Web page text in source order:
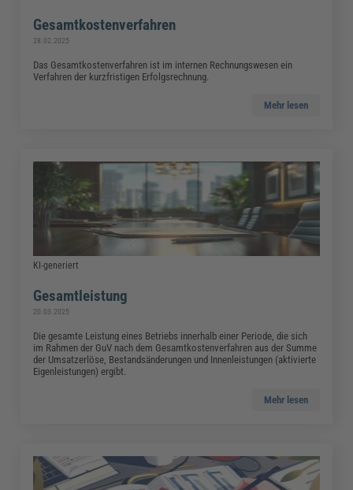
Gesamtkostenverfahren
28.02.2025
Das Gesamtkostenverfahren ist im internen Rechnungswesen ein
Verfahren der kurzfristigen Erfolgsrechnung.
Mehr lesen
KI-generiert
Gesamtleistung
20.03.2025
Die gesamte Leistung eines Betriebs innerhalb einer Periode, die sich
im Rahmen der GuV nach dem Gesamtkostenverfahren aus der Summe
der Umsatzerlöse, Bestandsänderungen und Innenleistungen (aktivierte
Eigenleistungen) ergibt.
Mehr lesen